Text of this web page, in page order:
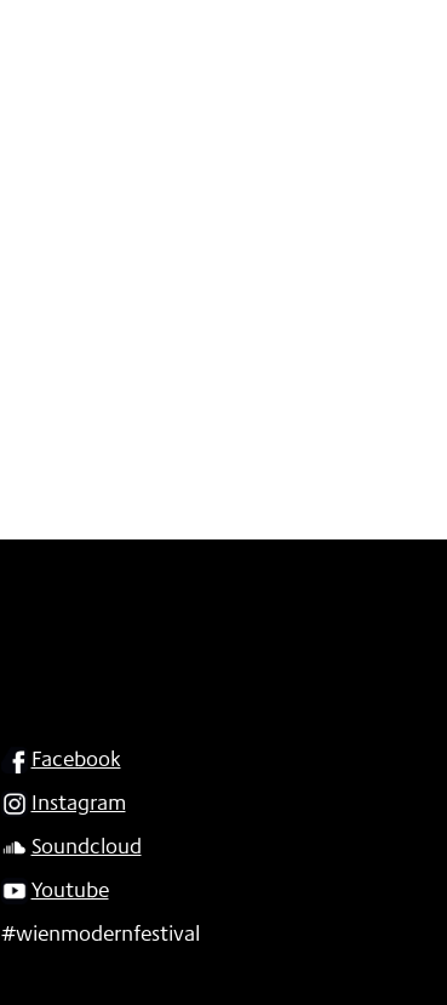
SOCIAL
Facebook
Instagram
Soundcloud
Youtube
#wienmodernfestival